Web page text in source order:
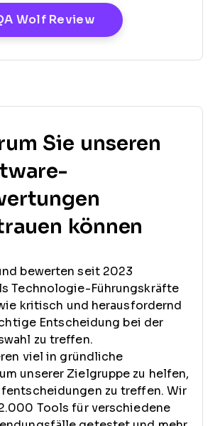
Wolf ReviewOpens New Window
Sie unseren
können
bewerten seit 2023
Technologie-Führungskräfte
kritisch und herausfordernd
Entscheidung bei der
zu treffen.
viel in gründliche
unserer Zielgruppe zu helfen,
zu treffen. Wir
Tools für verschiedene